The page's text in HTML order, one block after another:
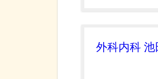
外科内科 池